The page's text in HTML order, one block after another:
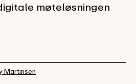
møteløsningen
Martinsen